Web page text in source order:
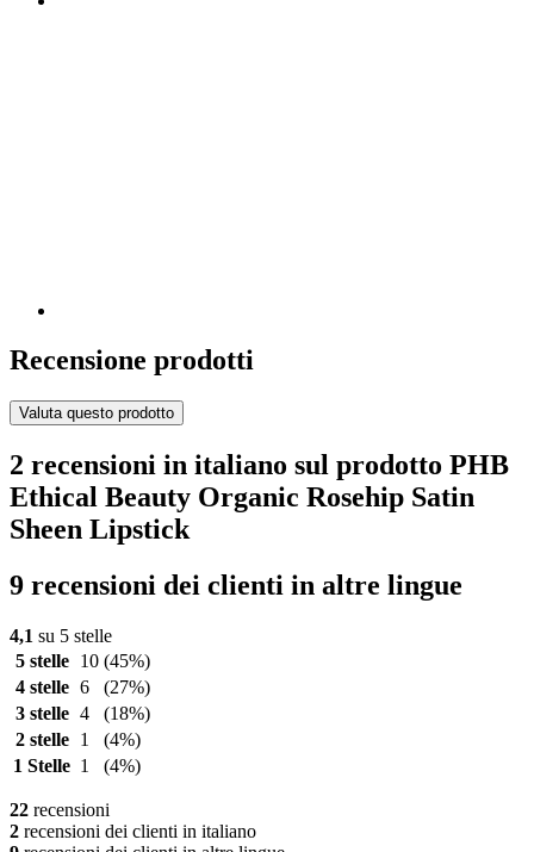
Recensione prodotti
Valuta questo prodotto
2 recensioni in italiano sul prodotto PHB
Ethical Beauty Organic Rosehip Satin
Sheen Lipstick
9 recensioni dei clienti in altre lingue
4,1 su 5 stelle
5 stelle
10 (45%)
4 stelle 6
(27%)
3 stelle 4
(18%)
2 stelle
1
(4%)
1 Stelle 1 (4%)
22 recensioni
2 recensioni dei clienti in italiano